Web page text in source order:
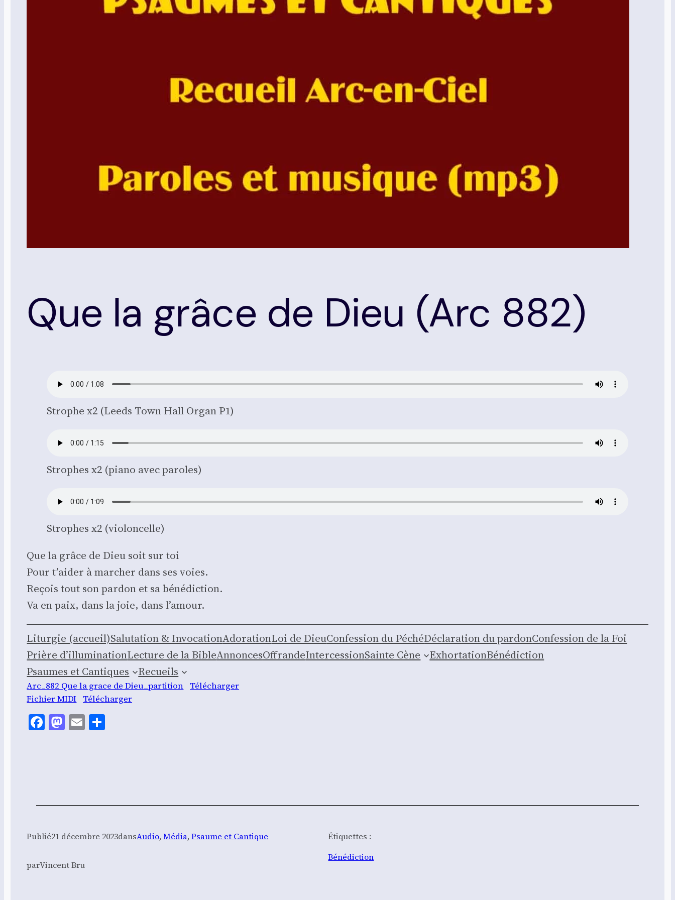
Que la grâce de Dieu (Arc 882)
Strophe x2 (Leeds Town Hall Organ P1)
Strophes x2 (pia­no avec paroles)
Strophes x2 (vio­lon­celle)
Que la grâce de Dieu soit sur toi
Pour t’aider à mar­cher dans ses voies.
Reçois tout son par­don et sa béné­dic­tion.
Va en paix, dans la joie, dans l’amour.
Litur­gie (accueil)Salu­ta­tion & Invo­ca­tionAdo­ra­tionLoi de DieuConfes­sion du PéchéDécla­ra­tion du par­donConfes­sion de la Foi
Prière d’illuminationLec­ture de la BibleAnnoncesOffrandeInter­ces­sionSainte Cène Exhor­ta­tionBéné­dic­tion
Psaumes et Can­tiques
Recueils
Arc_882 Que la grace de Dieu_partition
Télé­char­ger
Fichier MIDI
Télé­char­ger
Facebook
Mastodon
Email
Publié21 décembre 2023dansAudio, Média, Psaume et Cantique
parVincent Bru
Étiquettes :
Bénédiction